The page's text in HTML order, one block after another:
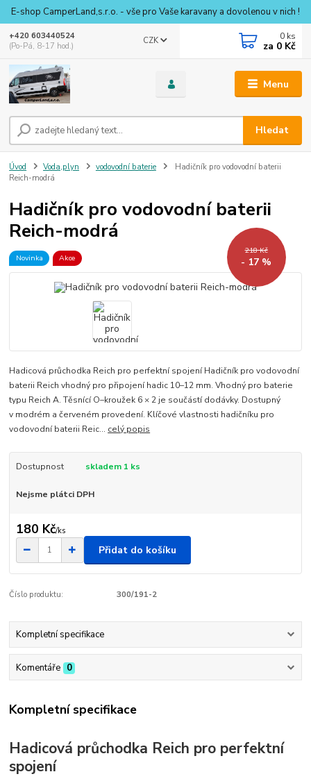
E-shop CamperLand,s.r.o. - vše pro Vaše karavany a dovolenou v nich !
Menu
CZK
Hledat
+420 603440524
(Po-Pá, 8-17 hod.)
0 ks
za 0 Kč
Úvod Voda,plyn vodovodní baterie
Hadičník pro vodovodní baterii
Reich-modrá
Hadičník pro vodovodní baterii
Reich-modrá
Novinka Akce
218 Kč
- 17 %
Hadicová průchodka Reich pro perfektní spojení Hadičník pro vodovodní
baterii Reich vhodný pro připojení hadic 10–12 mm. Vhodný pro baterie
typu Reich A. Těsnící O–kroužek 6 × 2 je součástí dodávky. Dostupný
v modrém a červeném provedení. Klíčové vlastnosti hadičníku pro
vodovodní baterii Reic... celý popis
Dostupnost skladem 1 ks
Nejsme plátci DPH
180 Kč/ks
Přidat do košíku
Číslo produktu: 300/191-2
Kompletní specifikace
Komentáře 0
Kompletní specifikace
Hadicová průchodka Reich pro perfektní
spojení